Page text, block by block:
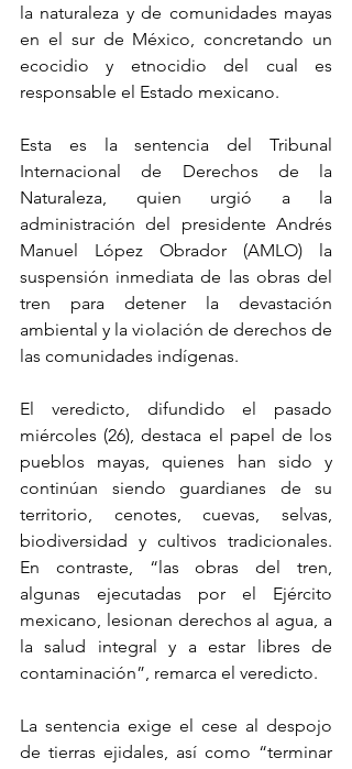
la naturaleza y de comunidades mayas
en el sur de México, concretando un
ecocidio y etnocidio del cual es
responsable el Estado mexicano.
Esta es la sentencia del Tribunal
Internacional de Derechos de la
Naturaleza, quien urgió a la
administración del presidente Andrés
Manuel López Obrador (AMLO) la
suspensión inmediata de las obras del
tren para detener la devastación
ambiental y la violación de derechos de
las comunidades indígenas.
El veredicto, difundido el pasado
miércoles (26), destaca el papel de los
pueblos mayas, quienes han sido y
continúan siendo guardianes de su
territorio, cenotes, cuevas, selvas,
biodiversidad y cultivos tradicionales.
En contraste, “las obras del tren,
algunas ejecutadas por el Ejército
mexicano, lesionan derechos al agua, a
la salud integral y a estar libres de
contaminación”, remarca el veredicto.
La sentencia exige el cese al despojo
de tierras ejidales, así como “terminar